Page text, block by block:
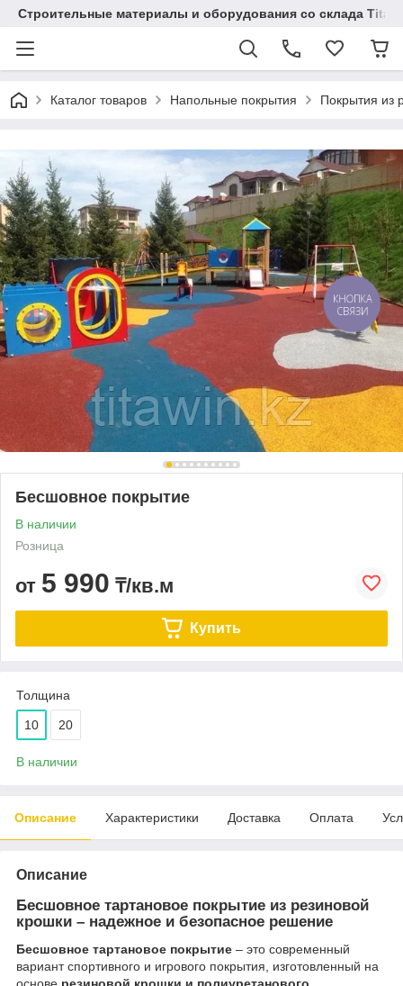
Строительные материалы и оборудования со склада
Каталог товаров Напольные покрытия Покрытия из
Бесшовное покрытие
В наличии
Розница
от 5 990 ₸/кв.м
Купить
Толщина
10 20
В наличии
Описание Характеристики Доставка Оплата
Описание
Бесшовное тартановое покрытие из резиновой
крошки – надежное и безопасное решение
Бесшовное тартановое покрытие – это современный
вариант спортивного и игрового покрытия, изготовленный на
основе резиновой крошки и полиуретанового
КНОПКА
СВЯЗИ